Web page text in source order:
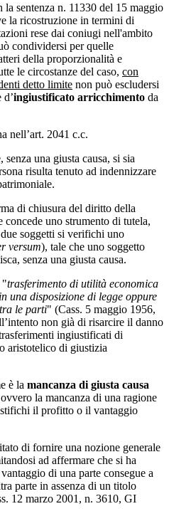
sentenza n. 11330 del 15 maggio
la ricostruzione in termini di
rese dai coniugi nell'ambito
condividersi per quelle
della proporzionalità e
le circostanze del caso, con
detto limite non può escludersi
ingiustificato arricchimento da
nell’art. 2041 c.c.
una giusta causa, si sia
risulta tenuto ad indennizzare
di chiusura del diritto della
uno strumento di tutela,
soggetti si verifichi uno
versum), tale che uno soggetto
senza una giusta causa.
"trasferimento di utilità economica
una disposizione di legge oppure
le parti" (Cass. 5 maggio 1956,
non già di risarcire il danno
ingiustificati di
aristotelico di giustizia
è la mancanza di giusta causa
la mancanza di una ragione
il profitto o il vantaggio
di fornire una nozione generale
ad affermare che si ha
di una parte consegue a
parte in assenza di un titolo
12 marzo 2001, n. 3610, GI